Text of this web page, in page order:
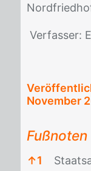
Ver­fas­ser:
November
Fußnoten
↑1